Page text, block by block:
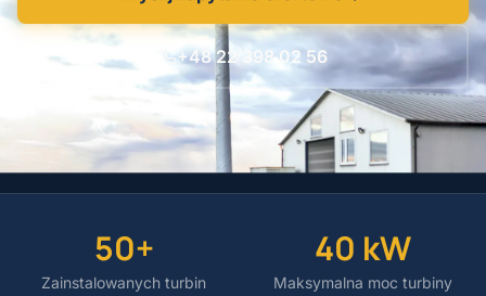
+48 22 398 02 56
50+
Zainstalowanych turbin
40 kW
Maksymalna moc turbiny